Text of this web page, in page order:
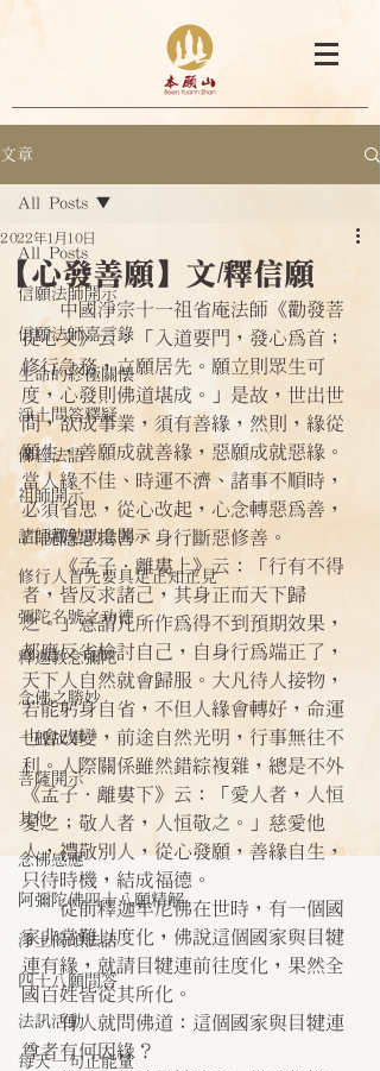
文章
All Posts
信願法師開示
信願法師嘉言錄
生命的終極關懷
淨土問答釋疑
佛經法語
祖師開示
諸師勸勉助念開示
修行人首先要具足正知正見
彌陀名號之功德
釋迦教念彌陀
念佛之勝妙
一般故事
菩薩開示
其他
念佛感應
阿彌陀佛四十八願精解
淨土偈頌法語
四十八願問答
法訊活動
每天一句正能量
All Posts
【心發善願】文/釋信願
2022年1月10日
提心文》云：「入道要門，發心為首；
修行急務，立願居先。願立則眾生可
度，心發則佛道堪成。」是故，世出世
間，欲成事業，須有善緣，然則，緣從
願生，善願成就善緣，惡願成就惡緣。
當人緣不佳、時運不濟、諸事不順時，
必須省思，從心改起，心念轉惡為善，
口說隱惡揚善，身行斷惡修善。
    《孟子．離婁上》云：「行有不得
者，皆反求諸己，其身正而天下歸
之。」意謂凡所作為得不到預期效果，
都應反省檢討自己，自身行為端正了，
天下人自然就會歸服。大凡待人接物，
若能躬身自省，不但人緣會轉好，命運
也會改變，前途自然光明，行事無往不
利。人際關係雖然錯綜複雜，總是不外
《孟子．離婁下》云：「愛人者，人恒
愛之；敬人者，人恒敬之。」慈愛他
人，禮敬別人，從心發願，善緣自生，
只待時機，結成福德。
    從前釋迦牟尼佛在世時，有一個國
家非常難以度化，佛說這個國家與目犍
連有緣，就請目犍連前往度化，果然全
國百姓皆從其所化。
    有人就問佛道：這個國家與目犍連
尊者有何因緣？